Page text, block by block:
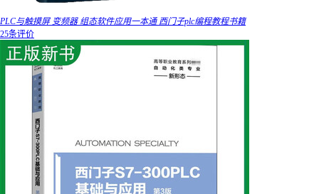
PLC与触摸屏 变频器 组态软件应用一本通 西门子plc编程教程书籍
25条评价